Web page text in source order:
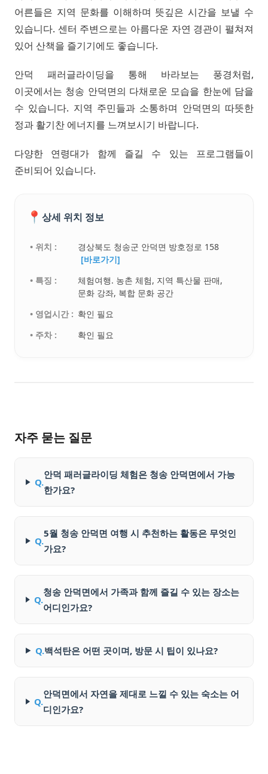
어른들은 지역 문화를 이해하며 뜻깊은 시간을 보낼 수
있습니다. 센터 주변으로는 아름다운 자연 경관이 펼쳐져
있어 산책을 즐기기에도 좋습니다.
안덕 패러글라이딩을 통해 바라보는 풍경처럼,
이곳에서는 청송 안덕면의 다채로운 모습을 한눈에 담을
수 있습니다. 지역 주민들과 소통하며 안덕면의 따뜻한
정과 활기찬 에너지를 느껴보시기 바랍니다.
다양한 연령대가 함께 즐길 수 있는 프로그램들이
준비되어 있습니다.
📍 상세 위치 정보
• 위치 :
경상북도 청송군 안덕면 방호정로 158
[바로가기]
• 특징 :
체험여행. 농촌 체험, 지역 특산물 판매,
문화 강좌, 복합 문화 공간
• 영업시간 : 확인 필요
• 주차 :
확인 필요
자주 묻는 질문
Q.
안덕 패러글라이딩 체험은 청송 안덕면에서 가능
한가요?
Q.
5월 청송 안덕면 여행 시 추천하는 활동은 무엇인
가요?
Q.
청송 안덕면에서 가족과 함께 즐길 수 있는 장소는
어디인가요?
Q.백석탄은 어떤 곳이며, 방문 시 팁이 있나요?
Q.
안덕면에서 자연을 제대로 느낄 수 있는 숙소는 어
디인가요?